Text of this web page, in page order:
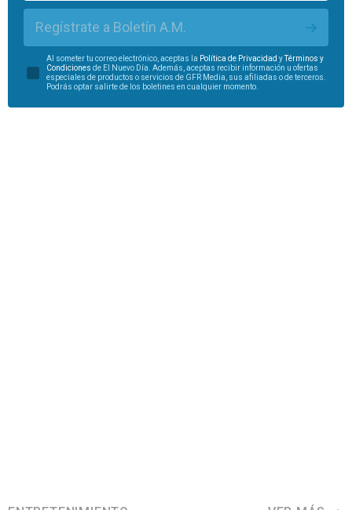
Regístrate a Boletín A.M.
Al someter tu correo electrónico, aceptas la Política de Privacidad y
Términos y
Condiciones de El Nuevo Día. Además, aceptas recibir información u ofertas
especiales de productos o servicios de GFR Media, sus afiliadas o de terceros.
Podrás optar salirte de los boletines en cualquier momento.